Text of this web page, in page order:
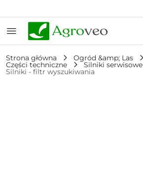
Strona główna Ogród &amp; Las
Części techniczne Silniki serwisowe
Silniki - filtr wyszukiwania